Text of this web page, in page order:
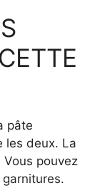
pâte
les deux. La
pouvez